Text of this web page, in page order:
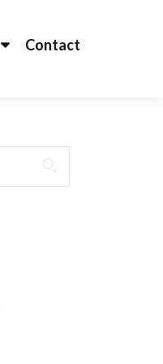
Contact